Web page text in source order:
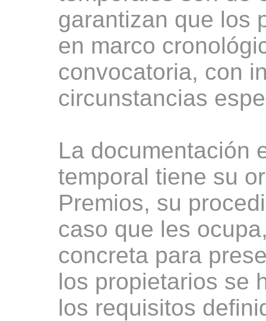
garantizan que los
en marco
convocatoria, con
circunstancias
La documentación
temporal tiene su
Premios, su
caso que les
concreta para
los propietarios se
los requisitos